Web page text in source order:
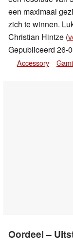
een maximaal
zich te winnen.
Christian Hintze (
Gepubliceerd 26-
Accessory
Oordeel –